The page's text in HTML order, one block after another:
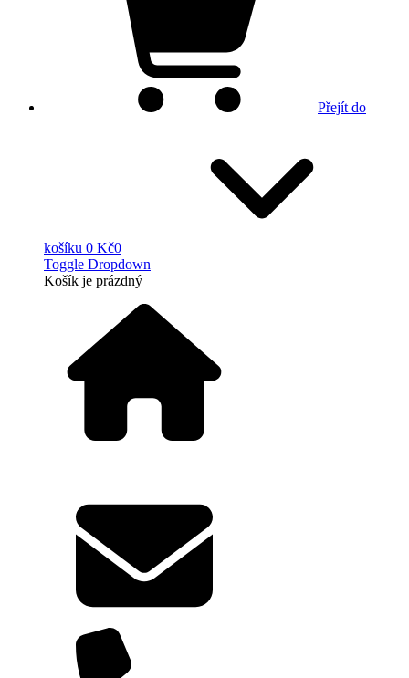
Přejít do
košíku 0 Kč0
Toggle Dropdown
Košík je prázdný